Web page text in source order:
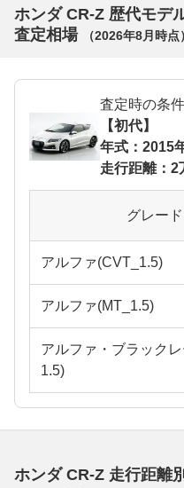
ホンダ CR-Z 歴代モデ
査定相場
（2026年8月 時点）
査定時の条件
【初代】
年式：2015
走行距離：2
グレード
アルファ(CVT_1.5)
アルファ(MT_1.5)
アルファ・ブラックレ
1.5)
ホンダ CR-Z 走行距離